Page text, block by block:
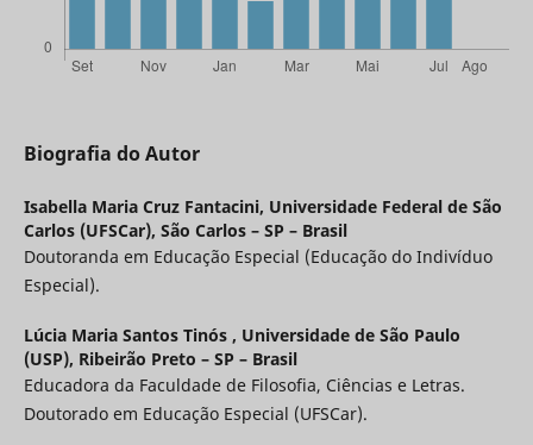
Biografia do Autor
Isabella Maria Cruz Fantacini, Universidade Federal de São
Carlos (UFSCar), São Carlos – SP – Brasil
Doutoranda em Educação Especial (Educação do Indivíduo
Especial).
Lúcia Maria Santos Tinós , Universidade de São Paulo
(USP), Ribeirão Preto – SP – Brasil
Educadora da Faculdade de Filosofia, Ciências e Letras.
Doutorado em Educação Especial (UFSCar).